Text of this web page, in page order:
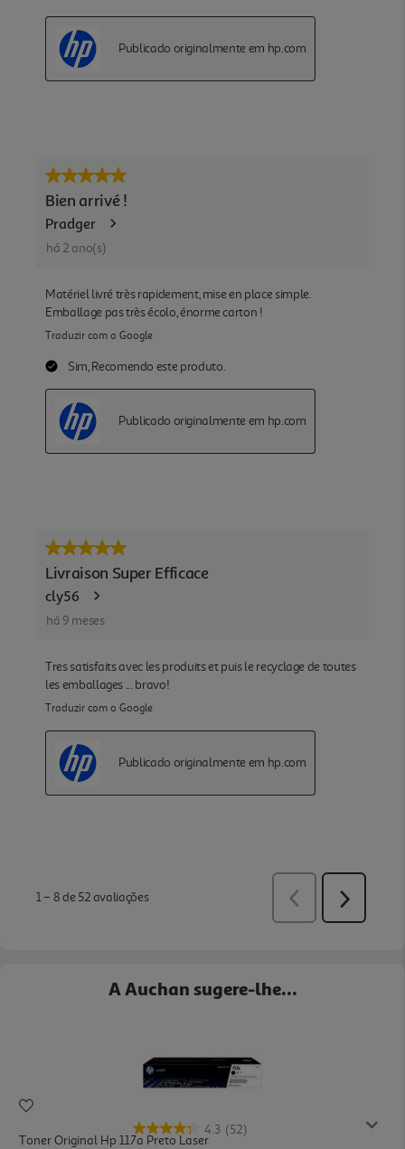
A Auchan sugere-lhe...
4.3 (52)
Toner Original Hp 117a Preto Laser